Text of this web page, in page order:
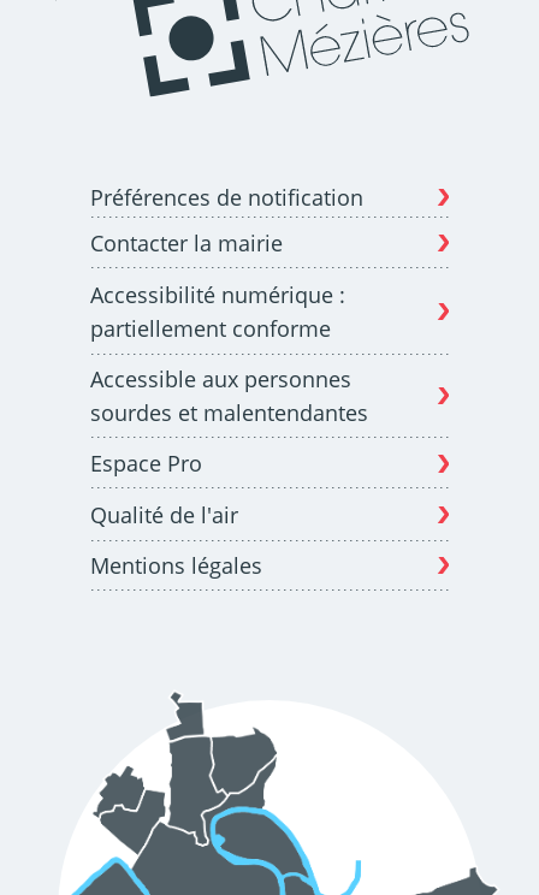
Préférences de notification
Contacter la mairie
Accessibilité numérique :
partiellement conforme
Accessible aux personnes
sourdes et malentendantes
Espace Pro
Qualité de l'air
Mentions légales